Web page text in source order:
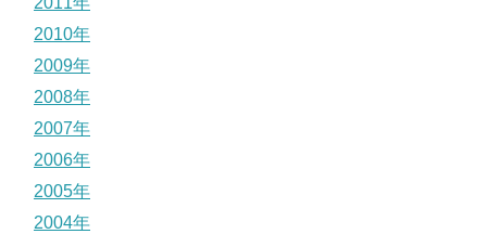
2010年
2009年
2008年
2007年
2006年
2005年
2004年